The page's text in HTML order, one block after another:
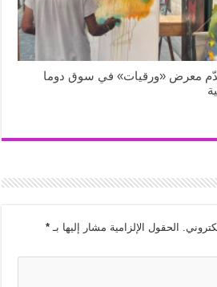
معرض «ورقيات» في سوق دوما
الحقول الإلزامية مشار إليها بـ*